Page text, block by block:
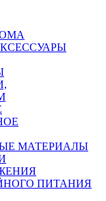
МАТЕРИАЛЫ
ПИТАНИЯ